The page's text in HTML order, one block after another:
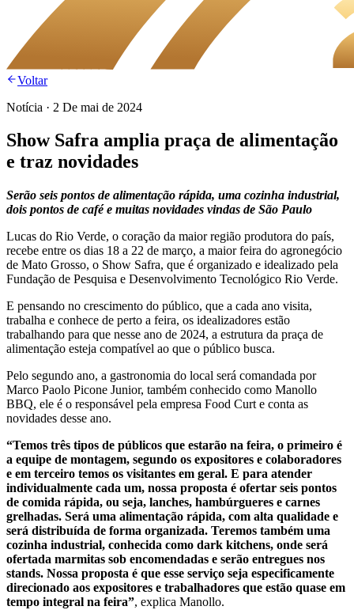
Voltar
Notícia · 2 De mai de 2024
Show Safra amplia praça de alimentação
e traz novidades
Serão seis pontos de alimentação rápida, uma cozinha industrial,
dois pontos de café e muitas novidades vindas de São Paulo
Lucas do Rio Verde, o coração da maior região produtora do país,
recebe entre os dias 18 a 22 de março, a maior feira do agronegócio
de Mato Grosso, o Show Safra, que é organizado e idealizado pela
Fundação de Pesquisa e Desenvolvimento Tecnológico Rio Verde.
E pensando no crescimento do público, que a cada ano visita,
trabalha e conhece de perto a feira, os idealizadores estão
trabalhando para que nesse ano de 2024, a estrutura da praça de
alimentação esteja compatível ao que o público busca.
Pelo segundo ano, a gastronomia do local será comandada por
Marco Paolo Picone Junior, também conhecido como Manollo
BBQ, ele é o responsável pela empresa Food Curt e conta as
novidades desse ano.
“Temos três tipos de públicos que estarão na feira, o primeiro é
a equipe de montagem, segundo os expositores e colaboradores
e em terceiro temos os visitantes em geral. E para atender
individualmente cada um, nossa proposta é ofertar seis pontos
de comida rápida, ou seja, lanches, hambúrgueres e carnes
grelhadas. Será uma alimentação rápida, com alta qualidade e
será distribuída de forma organizada. Teremos também uma
cozinha industrial, conhecida como dark kitchens, onde será
ofertada marmitas sob encomendadas e serão entregues nos
stands. Nossa proposta é que esse serviço seja especificamente
direcionado aos expositores e trabalhadores que estão quase em
tempo integral na feira”, explica Manollo.